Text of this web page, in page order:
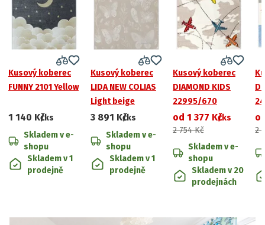
Kusový koberec
FUNNY 2101 Yellow
1 140 Kč/ks
Skladem v e-
shopu
Skladem v 1
prodejně
Kusový koberec
LIDA NEW COLIAS
Light beige
3 891 Kč/ks
Skladem v e-
shopu
Skladem v 1
prodejně
Kusový koberec
DIAMOND KIDS
22995/670
od 1 377 Kč/ks
2 754 Kč
Skladem v e-
shopu
Skladem v 20
prodejnách
2